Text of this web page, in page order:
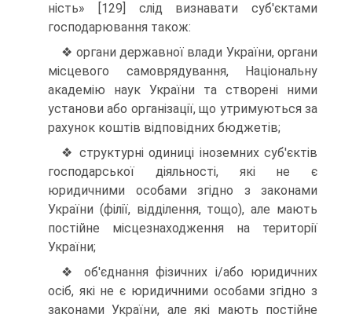
ність» [129] слід визнавати суб'єктами
господарю­вання також:
❖ органи державної влади України, органи
міс­цевого самоврядування, Національну
акаде­мію наук України та створені ними
установи або організації, що утримуються за
рахунок коштів відповідних бюджетів;
❖ структурні одиниці іноземних суб'єктів
гос­подарської діяльності, які не є
юридичними особами згідно з законами
України (філії, від­ділення, тощо), але мають
постійне місцезна­ходження на території
України;
❖ об'єднання фізичних і/або юридичних
осіб, які не є юридичними особами згідно з
за­конами України, але які мають постійне